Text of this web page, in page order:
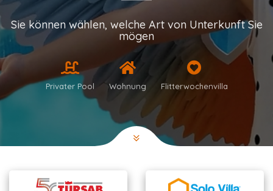
Sie können wählen, welche Art von Unterkunft Sie
mögen
Privater Pool Wohnung Flitterwochenvilla